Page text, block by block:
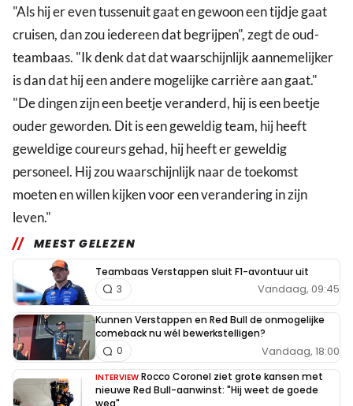
"Als hij er even tussenuit gaat en gewoon een tijdje gaat
cruisen, dan zou iedereen dat begrijpen", zegt de oud-
teambaas. "Ik denk dat dat waarschijnlijk aannemelijker
is dan dat hij een andere mogelijke carrière aan gaat."
"De dingen zijn een beetje veranderd, hij is een beetje
ouder geworden. Dit is een geweldig team, hij heeft
geweldige coureurs gehad, hij heeft er geweldig
personeel. Hij zou waarschijnlijk naar de toekomst
moeten en willen kijken voor een verandering in zijn
leven."
MEEST GELEZEN
Teambaas Verstappen sluit F1-avontuur uit
Vandaag, 09:45
3
Kunnen Verstappen en Red Bull de onmogelijke
comeback nu wél bewerkstelligen?
Vandaag, 18:00
0
INTERVIEW Rocco Coronel ziet grote kansen met
nieuwe Red Bull-aanwinst: "Hij weet de goede